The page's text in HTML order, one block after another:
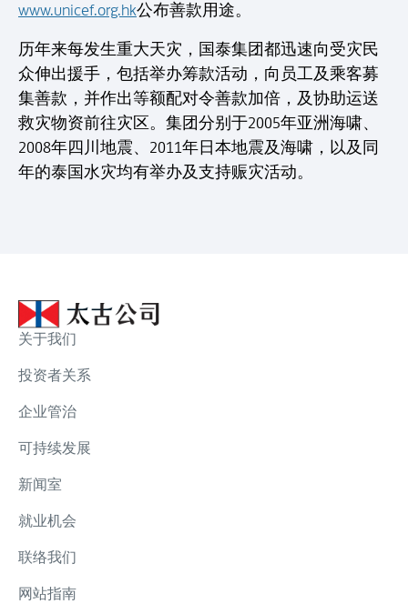
www.unicef.org.hk公布善款用途。
历年来每发生重大天灾，国泰集团都迅速向受灾民
众伸出援手，包括举办筹款活动，向员工及乘客募
集善款，并作出等额配对令善款加倍，及协助运送
救灾物资前往灾区。集团分别于2005年亚洲海啸、
2008年四川地震、2011年日本地震及海啸，以及同
年的泰国水灾均有举办及支持赈灾活动。
关于我们
投资者关系
企业管治
可持续发展
新闻室
就业机会
联络我们
网站指南